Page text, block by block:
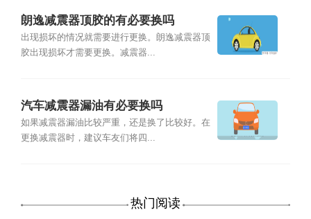
朗逸减震器顶胶的有必要换吗
出现损坏的情况就需要进行更换。朗逸减震器顶
胶出现损坏才需要更换。减震器...
汽车减震器漏油有必要换吗
如果减震器漏油比较严重，还是换了比较好。在
更换减震器时，建议车友们将四...
热门阅读